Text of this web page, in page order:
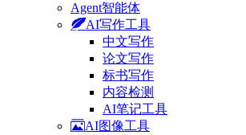
Agent智能体
AI写作工具
中文写作
论文写作
标书写作
内容检测
AI笔记工具
AI图像工具